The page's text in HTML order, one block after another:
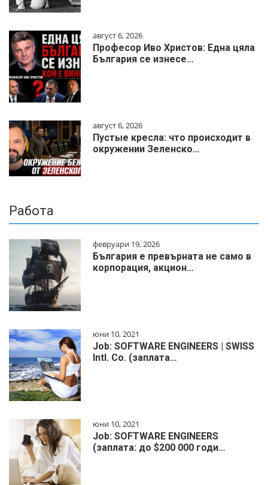
август 6, 2026
Професор Иво Христов: Една цяла
България се изнесе…
август 6, 2026
Пустые кресла: что происходит в
окружении Зеленско…
Работа
февруари 19, 2026
България е превърната не само в
корпорация, акцион…
юни 10, 2021
Job: SOFTWARE ENGINEERS | SWISS
Intl. Co. (заплата…
юни 10, 2021
Job: SOFTWARE ENGINEERS
(заплата: до $200 000 годи…